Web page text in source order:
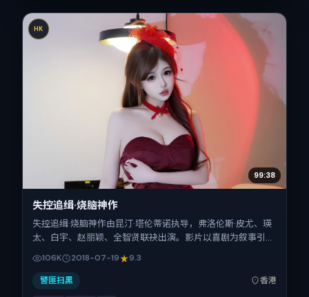
HK
99:38
失控追缉·烧脑神作
失控追缉·烧脑神作由昆汀·塔伦蒂诺执导，弗洛伦斯·皮尤、瑛
太、白宇、赵丽颖、全智贤联袂出演。影片以喜剧为叙事引
物抉择与反转。2018年7月19日于中国香港首映（暑期档），
片长141分钟，适合喜欢强情节与细腻表演的观众。
106K 2018-07-19 9.3
警匪扫黑 香港